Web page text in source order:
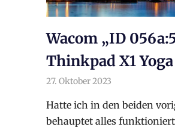
Wacom „ID
Thinkpad X1 Yoga
27. Oktober 2023
Hatte ich in den beiden
behauptet alles